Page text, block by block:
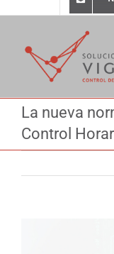
La nueva
Control